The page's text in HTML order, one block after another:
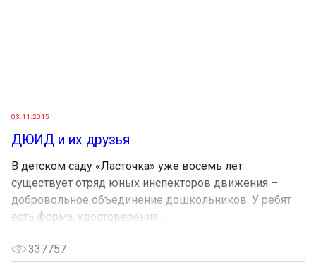
03.11.2015
ДЮИД и их друзья
В детском саду «Ласточка» уже восемь лет
существует отряд юных инспекторов движения –
добровольное объединение дошкольников. У ребят
есть форма, удостоверения...
337757